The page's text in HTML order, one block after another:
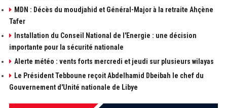
MDN : Décès du moudjahid et Général-Major à la retraite Ahçène
Tafer
Installation du Conseil National de l'Energie : une décision
importante pour la sécurité nationale
Alerte météo : vents forts mercredi et jeudi sur plusieurs wilayas
Le Président Tebboune reçoit Abdelhamid Dbeibah le chef du
Gouvernement d'Unité nationale de Libye